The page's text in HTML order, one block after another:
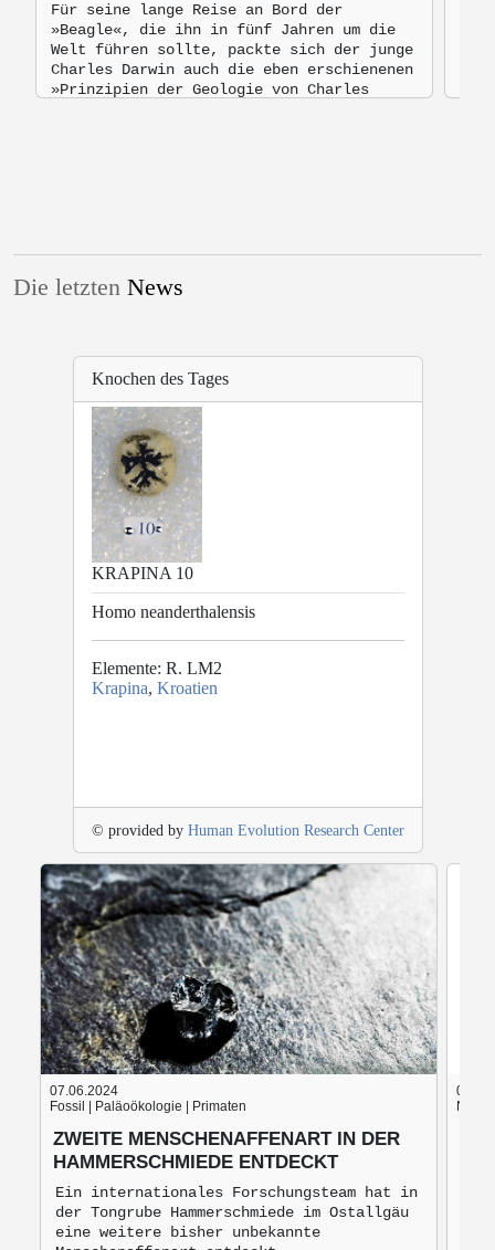
Für seine lange Reise an Bord der
»Beagle«, die ihn in fünf Jahren um die
Welt führen sollte, packte sich der junge
Charles Darwin auch die eben erschienenen
»Prinzipien der Geologie von Charles
Die letzten News
Knochen des Tages
KRAPINA 10
Homo neanderthalensis
Elemente: R. LM2
Krapina, Kroatien
© provided by Human Evolution Research Center
07.06.2024
Fossil | Paläoökologie | Primaten
ZWEITE MENSCHENAFFENART IN DER
HAMMERSCHMIEDE ENTDECKT
Ein internationales Forschungsteam hat in
der Tongrube Hammerschmiede im Ostallgäu
eine weitere bisher unbekannte
Nach